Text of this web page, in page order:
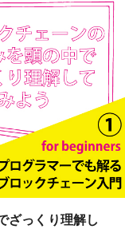
ざっくり理解し